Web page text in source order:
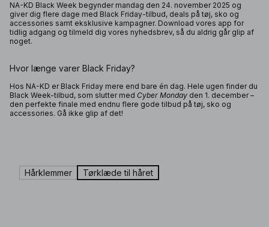
NA-KD Black Week begynder mandag den 24. november 2025 og
giver dig flere dage med Black Friday-tilbud, deals på tøj, sko og
accessories samt eksklusive kampagner. Download vores app for
tidlig adgang og tilmeld dig vores nyhedsbrev, så du aldrig går glip af
noget.
Hvor længe varer Black Friday?
Hos NA-KD er Black Friday mere end bare én dag. Hele ugen finder du
Black Week-tilbud, som slutter med Cyber Monday den 1. december –
den perfekte finale med endnu flere gode tilbud på tøj, sko og
accessories. Gå ikke glip af det!
Hårklemmer Tørklæde til håret